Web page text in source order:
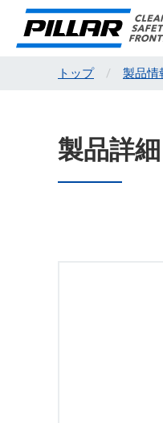
トップ 製品情
製品詳細